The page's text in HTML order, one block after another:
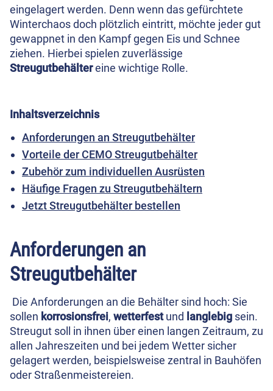
eingelagert werden. Denn wenn das gefürchtete
Winterchaos doch plötzlich eintritt, möchte jeder gut
gewappnet in den Kampf gegen Eis und Schnee
ziehen. Hierbei spielen zuverlässige
Streugutbehältereine wichtige Rolle.
Inhaltsverzeichnis
Anforderungen an Streugutbehälter
Vorteile der CEMO Streugutbehälter
Zubehör zum individuellen Ausrüsten
Häufige Fragen zu Streugutbehältern
Jetzt Streugutbehälter bestellen
Anforderungen an
Streugutbehälter
Die Anforderungen an die Behälter sind hoch: Sie
sollen korrosionsfrei, wetterfestund langlebig sein.
Streugut soll in ihnen über einen langen Zeitraum, zu
allen Jahreszeiten und bei jedem Wetter sicher
gelagert werden, beispielsweise zentral in Bauhöfen
oder Straßenmeistereien.